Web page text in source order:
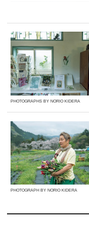
PHOTOGRAPHS BY NORIO KIDERA
PHOTOGRAPH BY NORIO KIDERA